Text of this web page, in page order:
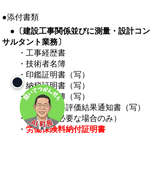
●添付書類
● 〔建設工事関係並びに測量・設計コン
サルタント業務〕
・工事経歴書
・技術者名簿
・印鑑証明書（写）
・納税証明書（写）
・商業登記簿（写）
・経営規模等評価結果通知書（写）
・委任状（必要な場合のみ）
・ 労働保険料納付証明書